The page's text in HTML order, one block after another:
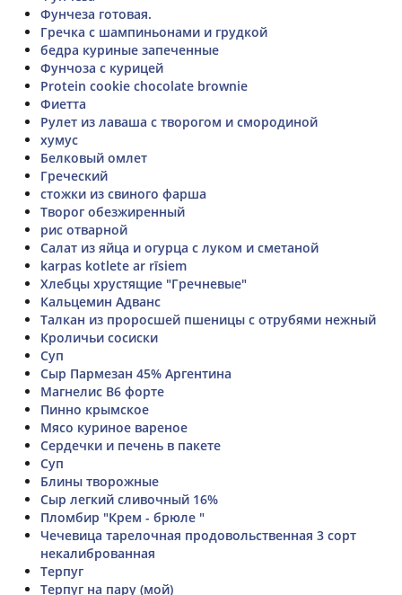
Фунчеза готовая.
Гречка с шампиньонами и грудкой
бедра куриные запеченные
Фунчоза с курицей
Protein cookie chocolate brownie
Фиетта
Рулет из лаваша с творогом и смородиной
хумус
Белковый омлет
Греческий
стожки из свиного фарша
Творог обезжиренный
рис отварной
Салат из яйца и огурца с луком и сметаной
karpas kotlete ar rīsiem
Хлебцы хрустящие "Гречневые"
Кальцемин Адванс
Талкан из проросшей пшеницы с отрубями нежный
Кроличьи сосиски
Суп
Сыр Пармезан 45% Аргентина
Магнелис B6 форте
Пинно крымское
Мясо куриное вареное
Сердечки и печень в пакете
Суп
Блины творожные
Сыр легкий сливочный 16%
Пломбир "Крем - брюле "
Чечевица тарелочная продовольственная 3 сорт
некалиброванная
Терпуг
Терпуг на пару (мой)